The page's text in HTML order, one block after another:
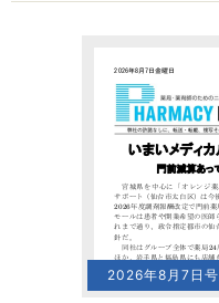
2026年8月7日号